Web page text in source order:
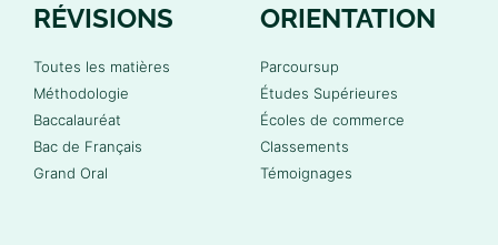
RÉVISIONS
Toutes les matières
Méthodologie
Baccalauréat
Bac de Français
Grand Oral
ORIENTATION
Parcoursup
Études Supérieures
Écoles de commerce
Classements
Témoignages